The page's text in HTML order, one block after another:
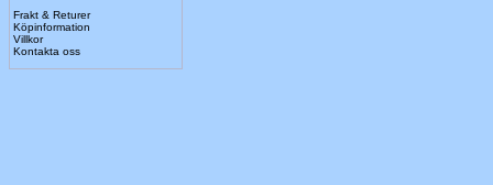
Frakt & Returer
Köpinformation
Villkor
Kontakta oss